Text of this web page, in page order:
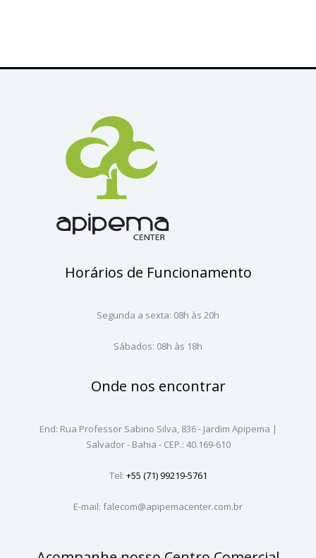
Horários de Funcionamento
Segunda a sexta: 08h às 20h
Sábados: 08h às 18h
Onde nos encontrar
End: Rua Professor Sabino Silva, 836 - Jardim Apipema |
Salvador - Bahia - CEP.: 40.169-610
Tel: +55 (71) 99219-5761
E-mail: falecom@apipemacenter.com.br